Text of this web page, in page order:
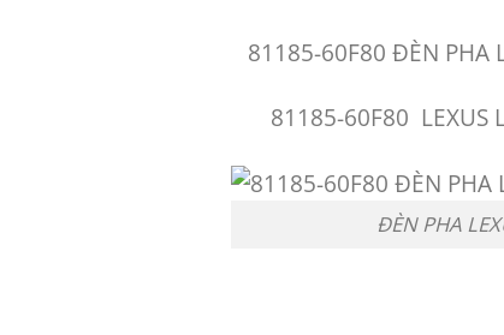
81185-60F80 ĐÈN PHA
81185-60F80
ĐÈN PHA